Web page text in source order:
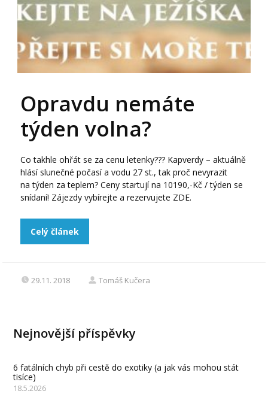
Opravdu nemáte
týden volna?
Co takhle ohřát se za cenu letenky??? Kapverdy – aktuálně
hlásí slunečné počasí a vodu 27 st., tak proč nevyrazit
na týden za teplem? Ceny startují na 10190,-Kč / týden se
snídaní! Zájezdy vybírejte a rezervujete ZDE.
Celý článek
29.11. 2018 Tomáš Kučera
Nejnovější příspěvky
6 fatálních chyb při cestě do exotiky (a jak vás mohou stát
tisíce)
18.5.2026